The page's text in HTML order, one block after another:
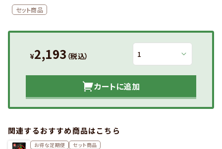
セット商品
¥2,193 （税込）
カートに追加
関連するおすすめ商品はこちら
お得な定期便 セット商品